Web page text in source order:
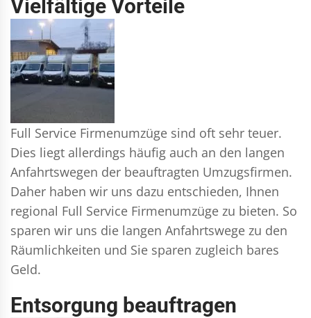
Vielfältige Vorteile
Full Service Firmenumzüge sind oft sehr teuer.
Dies liegt allerdings häufig auch an den langen
Anfahrtswegen der beauftragten Umzugsfirmen.
Daher haben wir uns dazu entschieden, Ihnen
regional Full Service Firmenumzüge zu bieten. So
sparen wir uns die langen Anfahrtswege zu den
Räumlichkeiten und Sie sparen zugleich bares
Geld.
Entsorgung beauftragen